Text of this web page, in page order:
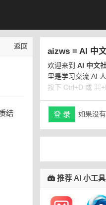
返回
结
aizws = AI 中
欢迎来到 AI 中文
里是学习交流 AI
按下 Ctrl+D 或
登 录 如果没
推荐 AI 小工具